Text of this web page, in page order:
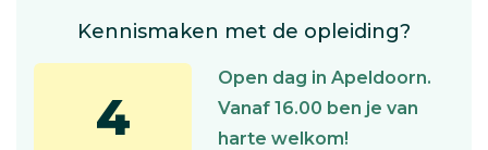
Kennismaken met de opleiding?
4
Open dag in Apeldoorn.
Vanaf 16.00 ben je van
harte welkom!